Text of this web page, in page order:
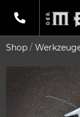
Shop /